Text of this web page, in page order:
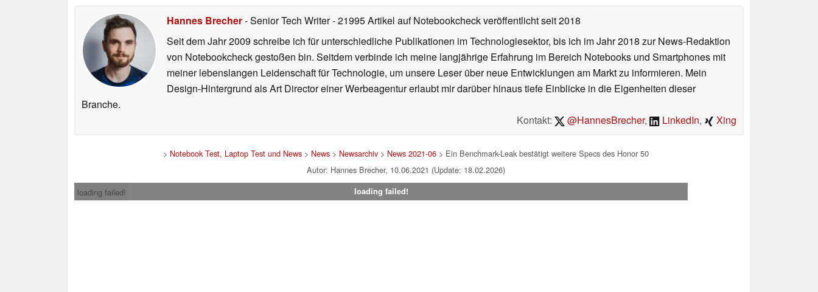
Hannes Brecher- Senior Tech Writer- 21995 Artikel auf Notebookcheck veröffentlichtseit 2018
Seit dem Jahr 2009 schreibe ich für unterschiedliche Publikationen im Technologiesektor, bis ich im Jahr 2018 zur News-Redaktion
von Notebookcheck gestoßen bin. Seitdem verbinde ich meine langjährige Erfahrung im Bereich Notebooks und Smartphones mit
meiner lebenslangen Leidenschaft für Technologie, um unsere Leser über neue Entwicklungen am Markt zu informieren. Mein
Design-Hintergrund als Art Director einer Werbeagentur erlaubt mir darüber hinaus tiefe Einblicke in die Eigenheiten dieser
Branche.
Kontakt:
@HannesBrecher, LinkedIn, Xing
> Notebook Test, Laptop Test und News > News > Newsarchiv > News 2021-06 > Ein Benchmark-Leak bestätigt weitere Specs des Honor 50
Autor: Hannes Brecher, 10.06.2021 (Update: 18.02.2026)
loading failed!
loading failed!